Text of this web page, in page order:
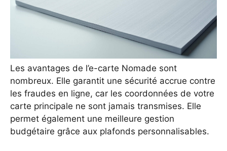
Les avantages de l’e-carte Nomade sont
nombreux. Elle garantit une sécurité accrue contre
les fraudes en ligne, car les coordonnées de votre
carte principale ne sont jamais transmises. Elle
permet également une meilleure gestion
budgétaire grâce aux plafonds personnalisables.